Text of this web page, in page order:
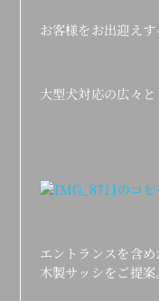
お客様をお出迎えす
大型犬対応の広々
エントランスを含
木製サッシをご提案。